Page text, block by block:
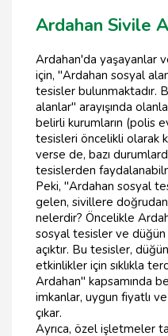
Ardahan Sivile
Ardahan'da yaşayanlar
için, "Ardahan sosyal
tesisler bulunmaktadır.
alanlar" arayışında
belirli kurumların (polis
tesisleri öncelikli olarak
verse de, bazı
tesislerden
Peki, "Ardahan sosyal
gelen, sivillere
nelerdir? Öncelikle
sosyal tesisler ve
açıktır. Bu tesisler,
etkinlikler için sıklıkla
Ardahan" kapsamında
imkanlar, uygun fiyatlı
çıkar.
Ayrıca, özel işletmeler